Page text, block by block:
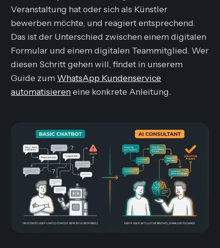
Veranstaltung hat oder sich als Künstler
bewerben möchte, und reagiert entsprechend.
Das ist der Unterschied zwischen einem digitalen
Formular und einem digitalen Teammitglied. Wer
diesen Schritt gehen will, findet in unserem
Guide zum WhatsApp Kundenservice
automatisiereneine konkrete Anleitung.